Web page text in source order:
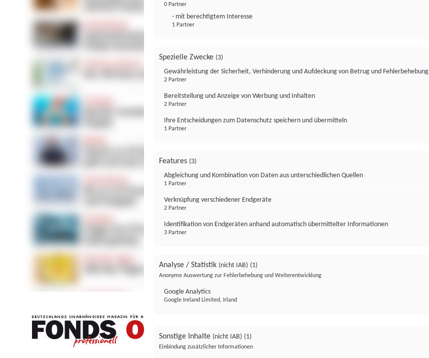
0 Partner
- mit berechtigtem Interesse
1 Partner
Spezielle Zwecke (3)
Gewährleistung der Sicherheit, Verhinderung und Aufdeckung von Betrug und Fehlerbehebung
2 Partner
Bereitstellung und Anzeige von Werbung und Inhalten
2 Partner
Ihre Entscheidungen zum Datenschutz speichern und übermitteln
1 Partner
Features (3)
Abgleichung und Kombination von Daten aus unterschiedlichen Quellen
1 Partner
Verknüpfung verschiedener Endgeräte
2 Partner
Identifikation von Endgeräten anhand automatisch übermittelter Informationen
3 Partner
Analyse / Statistik (nicht IAB) (1)
Anonyme Auswertung zur Fehlerbehebung und Weiterentwicklung
Google Analytics
Google Ireland Limited, Irland
Sonstige Inhalte (nicht IAB) (1)
Einbindung zusätzlicher Informationen